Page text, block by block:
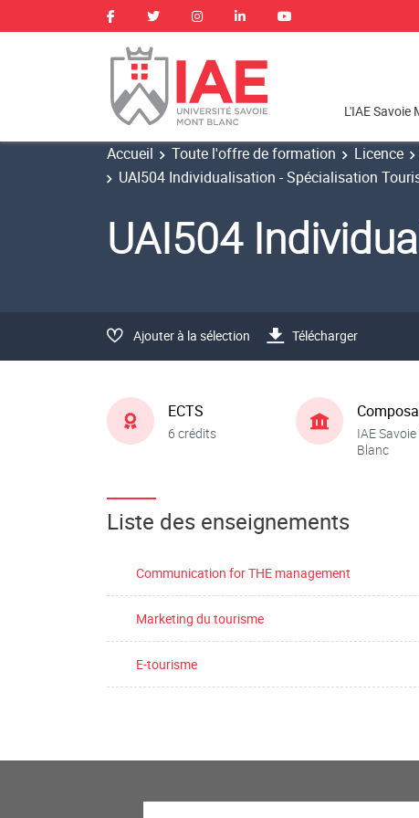
L'IAE Savoie
Accueil Toute l'offre de formation Licence
UAI504 Individualisation - Spécialisation
UAI504
Ajouter à la sélection Télécharger
ECTS
6 crédits
IAE
Blanc
Liste des enseignements
Communication for THE management
Marketing du tourisme
E-tourisme